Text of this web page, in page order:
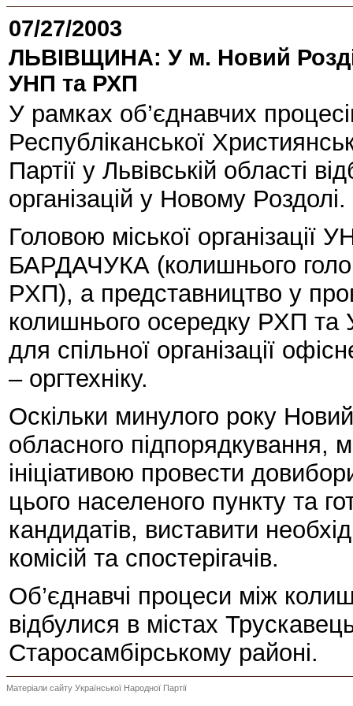
07/27/2003
ЛЬВІВЩИНА: У м. Новий Розділ
УНП та РХП
У рамках об’єднавчих
Республіканської
Партії у Львівській області
організацій у Новому Роздолі.
Головою міської
БАРДАЧУКА (колишнього
РХП), а представництво у
колишнього осередку РХП
для спільної організації
– оргтехніку.
Оскільки минулого року
обласного підпорядкування,
ініціативою провести
цього населеного пункту та
кандидатів, виставити
комісій та спостерігачів.
Об’єднавчі процеси між
відбулися в містах
Старосамбірському районі.
Матеріали сайту Української Народної Партії